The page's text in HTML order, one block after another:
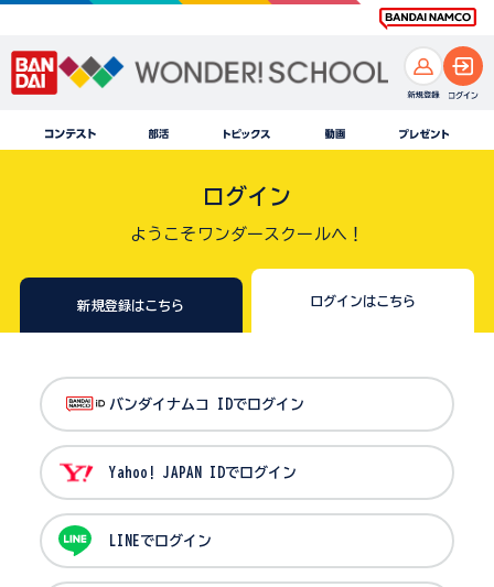
ログイン
ようこそワンダースクールへ！
新規登録はこちら ログインはこちら
バンダイナムコ IDでログイン
Yahoo! JAPAN IDでログイン
LINEでログイン